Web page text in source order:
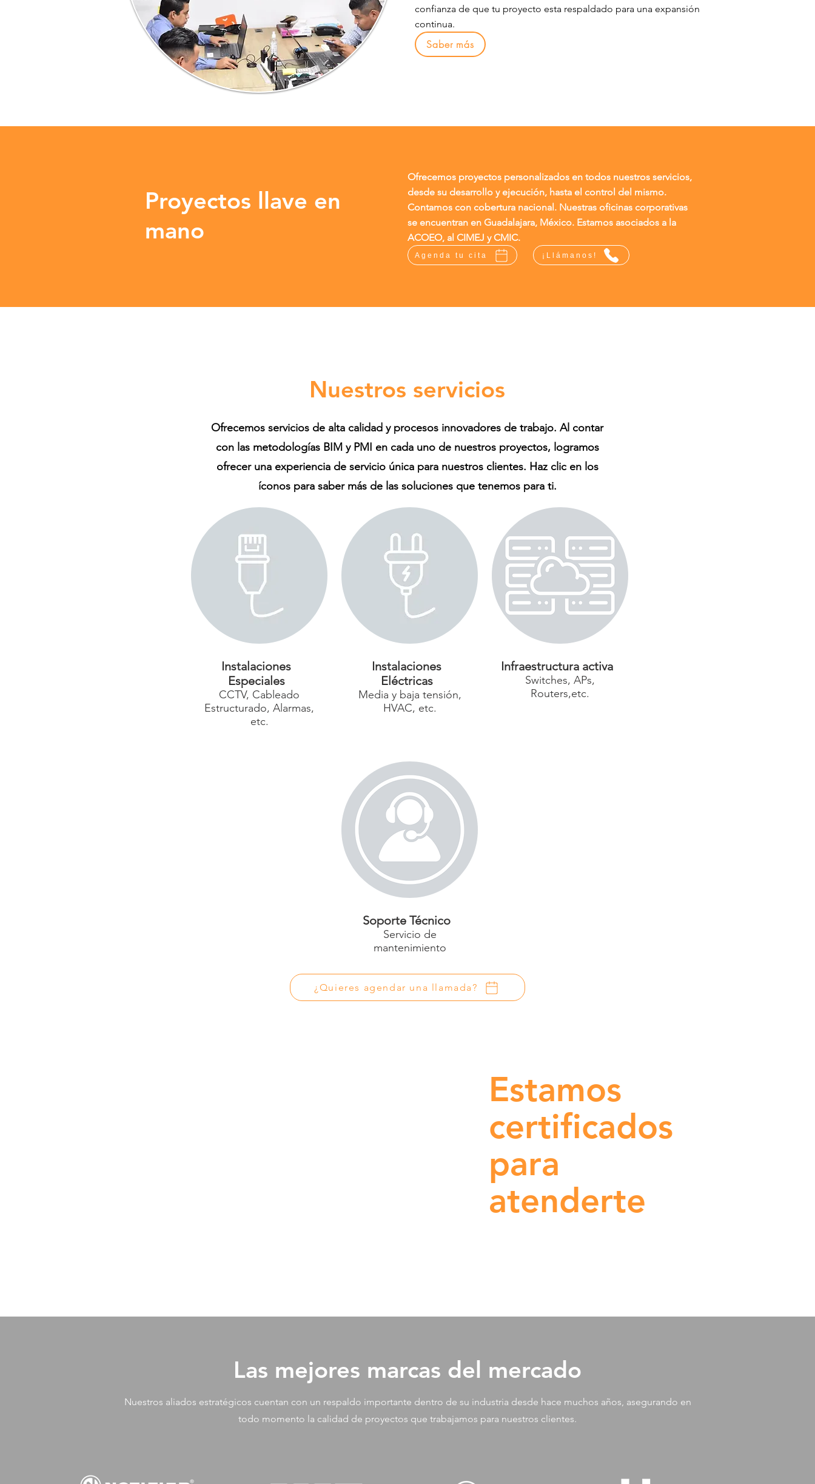
confianza de que tu proyecto esta respaldado para una expansión
continua.
Saber más
Proyectos llave en
mano
Ofrecemos proyectos personalizados en todos nuestros servicios,
desde su desarrollo y ejecución, hasta el control del mismo.
Contamos con cobertura nacional. Nuestras oficinas corporativas
se encuentran en Guadalajara, México. Estamos asociados a la
ACOEO, al CIMEJ y CMIC.
Agenda tu cita ¡Llámanos!
Nuestros servicios
Ofrecemos servicios de alta calidad y procesos innovadores de trabajo. Al contar
con las metodologías BIM y PMI en cada uno de nuestros proyectos, logramos
ofrecer una experiencia de servicio única para nuestros clientes. Haz clic en los
íconos para saber más de las soluciones que tenemos para ti.
Instalaciones
Especiales
CCTV, Cableado
Estructurado, Alarmas,
etc.
Instalaciones
Eléctricas
Media y baja tensión,
HVAC, etc.
Infraestructura activa
Switches, APs,
Routers,etc.
Soporte Técnico
Servicio de
mantenimiento
¿Quieres agendar una llamada?
Estamos
certificados
para
atenderte
Las mejores marcas del mercado
Nuestros aliados estratégicos cuentan con un respaldo importante dentro de su industria desde hace muchos años, asegurando en
todo momento la calidad de proyectos que trabajamos para nuestros clientes.